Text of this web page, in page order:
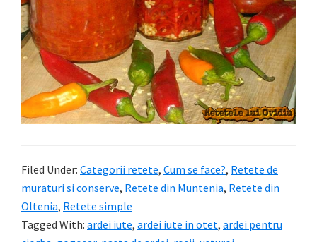
Filed Under: Categorii retete, Cum se face?, Retete de
muraturi si conserve, Retete din Muntenia, Retete din
Oltenia, Retete simple
Tagged With: ardei iute, ardei iute in otet, ardei pentru